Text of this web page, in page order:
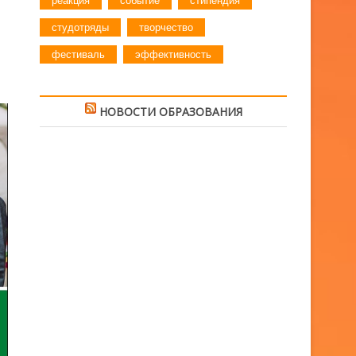
студотряды творчество
фестиваль эффективность
НОВОСТИ ОБРАЗОВАНИЯ